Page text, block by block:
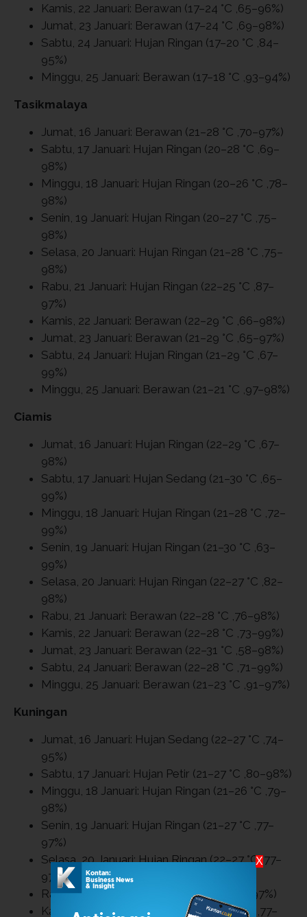
Kamis, 22 Januari: Berawan (17–24 °C ,65–96%)
Jumat, 23 Januari: Berawan (17–24 °C ,69–98%)
Sabtu, 24 Januari: Hujan Ringan (17–20 °C ,84–
95%)
Minggu, 25 Januari: Berawan (17–18 °C ,93–94%)
Tasikmalaya
Jumat, 16 Januari: Berawan (21–28 °C ,70–97%)
Sabtu, 17 Januari: Hujan Ringan (20–28 °C ,69–
98%)
Minggu, 18 Januari: Hujan Ringan (20–26 °C ,78–
98%)
Senin, 19 Januari: Hujan Ringan (20–27 °C ,75–
98%)
Selasa, 20 Januari: Hujan Ringan (21–28 °C ,75–
98%)
Rabu, 21 Januari: Hujan Ringan (22–25 °C ,87–
97%)
Kamis, 22 Januari: Berawan (22–29 °C ,66–98%)
Jumat, 23 Januari: Berawan (21–29 °C ,65–97%)
Sabtu, 24 Januari: Hujan Ringan (21–29 °C ,67–
99%)
Minggu, 25 Januari: Berawan (21–21 °C ,97–98%)
Ciamis
Jumat, 16 Januari: Hujan Ringan (22–29 °C ,67–
98%)
Sabtu, 17 Januari: Hujan Sedang (21–30 °C ,65–
99%)
Minggu, 18 Januari: Hujan Ringan (21–28 °C ,72–
99%)
Senin, 19 Januari: Hujan Ringan (21–30 °C ,63–
99%)
Selasa, 20 Januari: Hujan Ringan (22–27 °C ,82–
98%)
Rabu, 21 Januari: Berawan (22–28 °C ,76–98%)
Kamis, 22 Januari: Berawan (22–28 °C ,73–99%)
Jumat, 23 Januari: Berawan (22–31 °C ,58–98%)
Sabtu, 24 Januari: Berawan (22–28 °C ,71–99%)
Minggu, 25 Januari: Berawan (21–23 °C ,91–97%)
Kuningan
Jumat, 16 Januari: Hujan Sedang (22–27 °C ,74–
95%)
Sabtu, 17 Januari: Hujan Petir (21–27 °C ,80–98%)
Minggu, 18 Januari: Hujan Ringan (21–26 °C ,79–
98%)
Senin, 19 Januari: Hujan Ringan (21–27 °C ,77–
97%)
Selasa, 20 Januari: Hujan Ringan (22–27 °C ,77–
97%)
Rabu, 21 Januari: Berawan (22–27 °C ,77–97%)
Kamis, 22 Januari: Hujan Ringan (22–27 °C ,77–
X